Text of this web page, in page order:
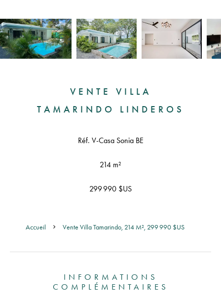
VENTE VILLA
TAMARINDO LINDEROS
Réf. V-Casa Sonia BE
214 m²
299 990 $US
Accueil Vente Villa Tamarindo, 214 M², 299 990 $US
INFORMATIONS
COMPLÉMENTAIRES